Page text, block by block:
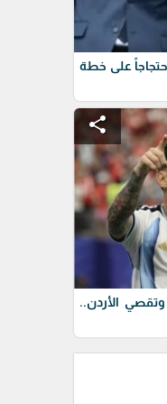
على خطة
share
وتقصي الأردن..